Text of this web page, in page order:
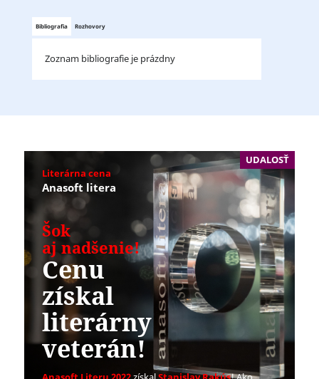
Bibliografia Rozhovory
Zoznam bibliografie je prázdny
UDALOSŤ
Literárna cena
Anasoft litera
Šok
aj nadšenie!
Cenu
získal
literárny
veterán!